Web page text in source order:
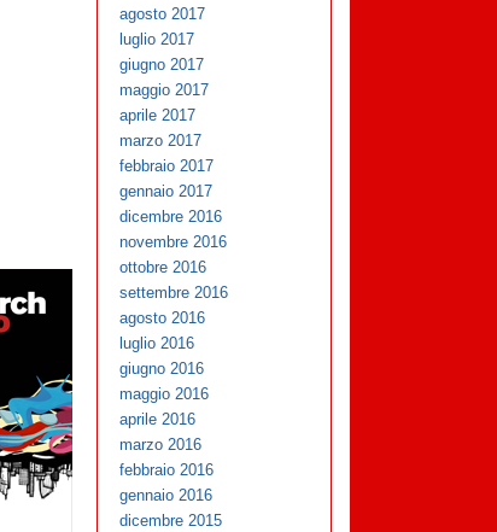
agosto 2017
luglio 2017
giugno 2017
maggio 2017
aprile 2017
marzo 2017
febbraio 2017
gennaio 2017
dicembre 2016
novembre 2016
ottobre 2016
settembre 2016
agosto 2016
luglio 2016
giugno 2016
maggio 2016
aprile 2016
marzo 2016
febbraio 2016
gennaio 2016
dicembre 2015